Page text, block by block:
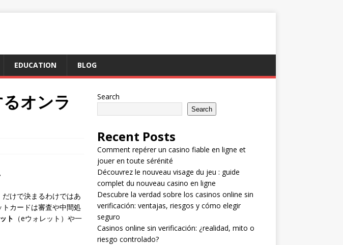
EDUCATION BLOG
オンラ
けで決まるわけではあ
カードは審査や中間処
ト （eウォレット）や一
Search
Search
Recent Posts
Comment repérer un casino fiable en ligne et
jouer en toute sérénité
Découvrez le nouveau visage du jeu : guide
complet du nouveau casino en ligne
Descubre la verdad sobre los casinos online sin
verificación: ventajas, riesgos y cómo elegir
seguro
Casinos online sin verificación: ¿realidad, mito o
riesgo controlado?